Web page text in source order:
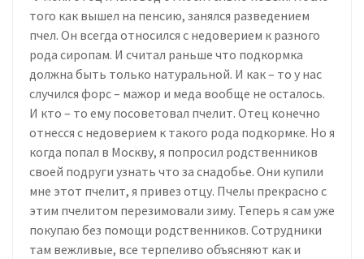
того как вышел на пенсию, занялся разведением
пчел. Он всегда относился с недоверием к разного
рода сиропам. И считал раньше что подкормка
должна быть только натуральной. И как – то у нас
случился форс – мажор и меда вообще не осталось.
И кто – то ему посоветовал пчелит. Отец конечно
отнесся с недоверием к такого рода подкормке. Но я
когда попал в Москву, я попросил родственников
своей подруги узнать что за снадобье. Они купили
мне этот пчелит, я привез отцу. Пчелы прекрасно с
этим пчелитом перезимовали зиму. Теперь я сам уже
покупаю без помощи родственников. Сотрудники
там вежливые, все терпеливо объясняют как и